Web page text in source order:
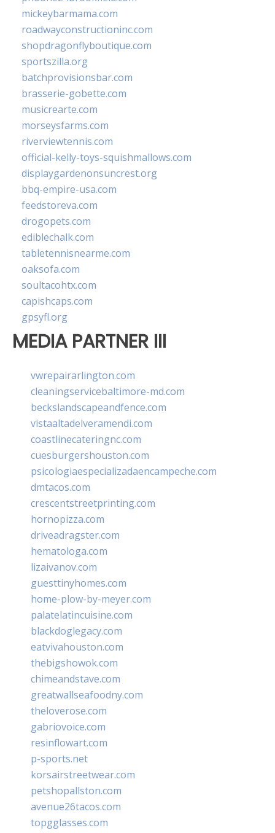
mickeybarmama.com
roadwayconstructioninc.com
shopdragonflyboutique.com
sportszilla.org
batchprovisionsbar.com
brasserie-gobette.com
musicrearte.com
morseysfarms.com
riverviewtennis.com
official-kelly-toys-squishmallows.com
displaygardenonsuncrest.org
bbq-empire-usa.com
feedstoreva.com
drogopets.com
ediblechalk.com
tabletennisnearme.com
oaksofa.com
soultacohtx.com
capishcaps.com
gpsyfl.org
MEDIA PARTNER III
vwrepairarlington.com
cleaningservicebaltimore-md.com
beckslandscapeandfence.com
vistaaltadelveramendi.com
coastlinecateringnc.com
cuesburgershouston.com
psicologiaespecializadaencampeche.com
dmtacos.com
crescentstreetprinting.com
hornopizza.com
driveadragster.com
hematologa.com
lizaivanov.com
guesttinyhomes.com
home-plow-by-meyer.com
palatelatincuisine.com
blackdoglegacy.com
eatvivahouston.com
thebigshowok.com
chimeandstave.com
greatwallseafoodny.com
theloverose.com
gabriovoice.com
resinflowart.com
p-sports.net
korsairstreetwear.com
petshopallston.com
avenue26tacos.com
topgglasses.com